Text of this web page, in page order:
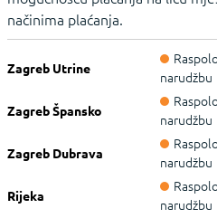
načinima plaćanja.
Zagreb Utrine
narudžbu
Zagreb Špansko
narudžbu
Zagreb Dubrava
narudžbu
Rijeka
narudžbu